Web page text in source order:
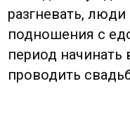
Суеверия в